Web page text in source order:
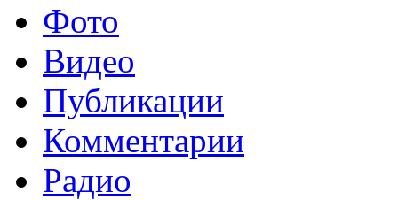
Фото
Видео
Публикации
Комментарии
Радио